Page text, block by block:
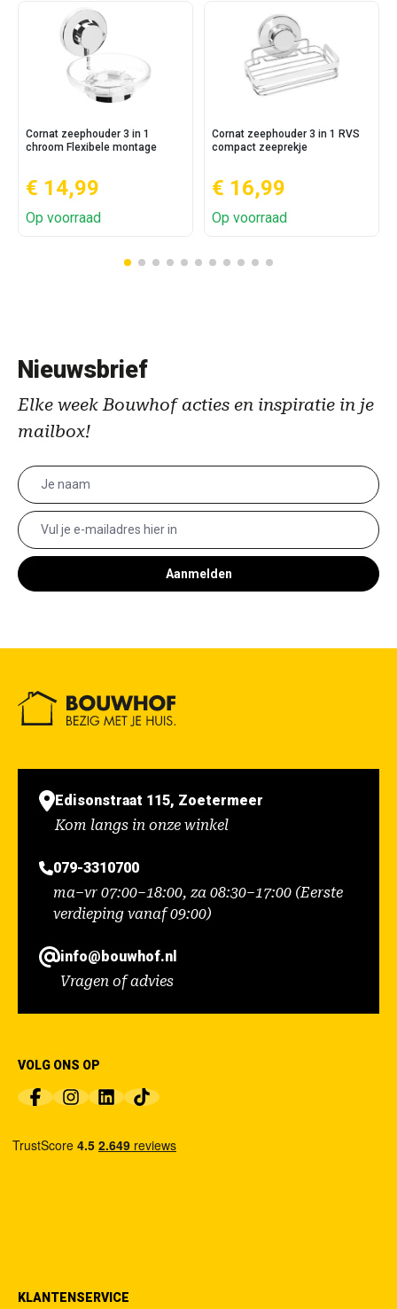
Cornat zeephouder 3 in 1
chroom Flexibele montage
€ 14,99
Op voorraad
Cornat zeephouder 3 in 1 RVS
compact zeeprekje
€ 16,99
Op voorraad
Nieuwsbrief
Elke week Bouwhof acties en inspiratie in je
mailbox!
Aanmelden
Edisonstraat 115, Zoetermeer
Kom langs in onze winkel
079-3310700
ma–vr 07:00–18:00, za 08:30–17:00 (Eerste
verdieping vanaf 09:00)
info@bouwhof.nl
Vragen of advies
VOLG ONS OP
KLANTENSERVICE